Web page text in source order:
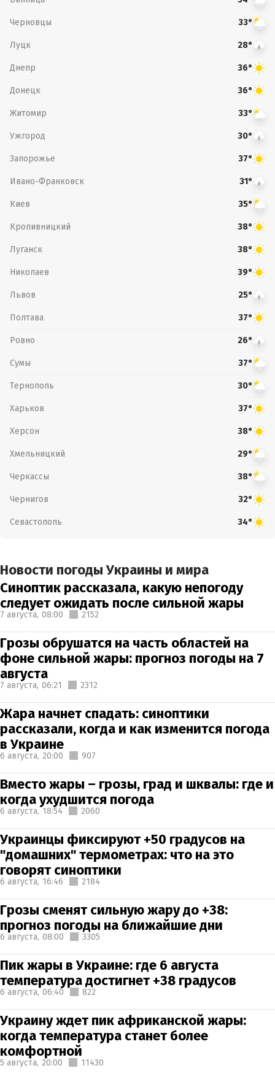
Черновцы 33°
Луцк 28°
Днепр 36°
Донецк 36°
Житомир 33°
Ужгород 30°
Запорожье 37°
Ивано-Франковск 31°
Киев 35°
Кропивницкий 38°
Луганск 38°
Николаев 39°
Львов 25°
Полтава 37°
Ровно 26°
Сумы 37°
Тернополь 30°
Харьков 37°
Херсон 38°
Хмельницкий 29°
Черкассы 38°
Чернигов 32°
Севастополь 34°
Новости погоды Украины и мира
Синоптик рассказала, какую непогоду
следует ожидать после сильной жары
7 августа, 08:00 2152
Грозы обрушатся на часть областей на
фоне сильной жары: прогноз погоды на 7
августа
7 августа, 06:21 2312
Жара начнет спадать: синоптики
рассказали, когда и как изменится погода
в Украине
6 августа, 20:00 907
Вместо жары – грозы, град и шквалы: где и
когда ухудшится погода
6 августа, 18:54 2060
Украинцы фиксируют +50 градусов на
"домашних" термометрах: что на это
говорят синоптики
6 августа, 16:46 2184
Грозы сменят сильную жару до +38:
прогноз погоды на ближайшие дни
6 августа, 08:00 3305
Пик жары в Украине: где 6 августа
температура достигнет +38 градусов
6 августа, 06:40 822
Украину ждет пик африканской жары:
когда температура станет более
комфортной
5 августа, 20:00 11430